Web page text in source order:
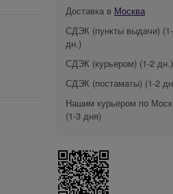
Доставка в Москва
СДЭК (пункты выдачи)
дн.)
СДЭК (курьером) (1-2 дн.)
СДЭК (постаматы) (1-2
Нашим курьером по
(1-3 дня)